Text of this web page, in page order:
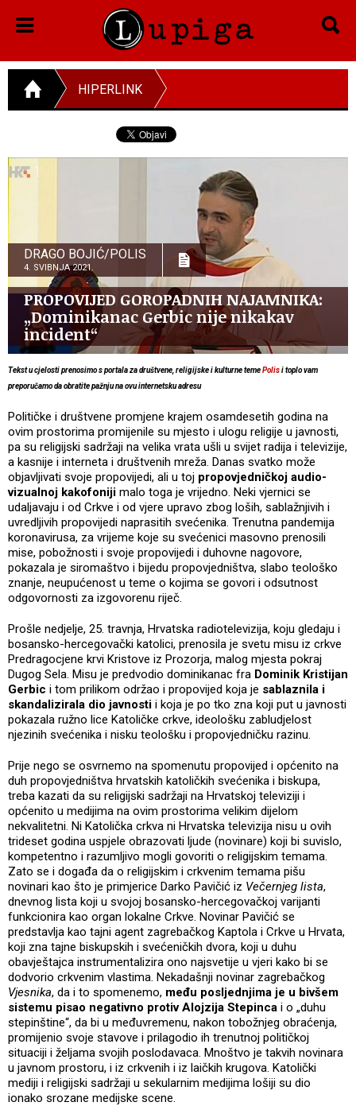
HIPERLINK
DRAGO BOJIĆ/POLIS
4. SVIBNJA 2021.
PROPOVIJED GOROPADNIH NAJAMNIKA:
„Dominikanac Gerbic nije nikakav
incident“
Tekst u cjelosti prenosimo s portala za društvene, religijske i kulturne temePolisi toplo vam
preporučamo da obratite pažnju na ovu internetsku adresu
Političke i društvene promjene krajem osamdesetih godina na
ovim prostorima promijenile su mjesto i ulogu religije u javnosti,
pa su religijski sadržaji na velika vrata ušli u svijet radija i televizije,
a kasnije i interneta i društvenih mreža. Danas svatko može
objavljivati svoje propovijedi, ali u toj propovjedničkoj audio-
vizualnoj kakofoniji malo toga je vrijedno. Neki vjernici se
udaljavaju i od Crkve i od vjere upravo zbog loših, sablažnjivih i
uvredljivih propovijedi naprasitih svećenika. Trenutna pandemija
koronavirusa, za vrijeme koje su svećenici masovno prenosili
mise, pobožnosti i svoje propovijedi i duhovne nagovore,
pokazala je siromaštvo i bijedu propovjedništva, slabo teološko
znanje, neupućenost u teme o kojima se govori i odsutnost
odgovornosti za izgovorenu riječ.
Prošle nedjelje, 25. travnja, Hrvatska radiotelevizija, koju gledaju i
bosansko-hercegovački katolici, prenosila je svetu misu iz crkve
Predragocjene krvi Kristove iz Prozorja, malog mjesta pokraj
Dugog Sela. Misu je predvodio dominikanac fra Dominik Kristijan
Gerbic i tom prilikom održao i propovijed koja je sablaznila i
skandalizirala dio javnosti i koja je po tko zna koji put u javnosti
pokazala ružno lice Katoličke crkve, ideološku zabludjelost
njezinih svećenika i nisku teološku i propovjedničku razinu.
Prije nego se osvrnemo na spomenutu propovijed i općenito na
duh propovjedništva hrvatskih katoličkih svećenika i biskupa,
treba kazati da su religijski sadržaji na Hrvatskoj televiziji i
općenito u medijima na ovim prostorima velikim dijelom
nekvalitetni. Ni Katolička crkva ni Hrvatska televizija nisu u ovih
trideset godina uspjele obrazovati ljude (novinare) koji bi suvislo,
kompetentno i razumljivo mogli govoriti o religijskim temama.
Zato se i događa da o religijskim i crkvenim temama pišu
novinari kao što je primjerice Darko Pavičić iz Večernjeg lista,
dnevnog lista koji u svojoj bosansko-hercegovačkoj varijanti
funkcionira kao organ lokalne Crkve. Novinar Pavičić se
predstavlja kao tajni agent zagrebačkog Kaptola i Crkve u Hrvata,
koji zna tajne biskupskih i svećeničkih dvora, koji u duhu
obavještajca instrumentalizira ono najsvetije u vjeri kako bi se
dodvorio crkvenim vlastima. Nekadašnji novinar zagrebačkog
Vjesnika, da i to spomenemo, među posljednjima je u bivšem
sistemu pisao negativno protiv Alojzija Stepinca i o „duhu
stepinštine“, da bi u međuvremenu, nakon tobožnjeg obraćenja,
promijenio svoje stavove i prilagodio ih trenutnoj političkoj
situaciji i željama svojih poslodavaca. Mnoštvo je takvih novinara
u javnom prostoru, i iz crkvenih i iz laičkih krugova. Katolički
mediji i religijski sadržaji u sekularnim medijima lošiji su dio
ionako srozane medijske scene.